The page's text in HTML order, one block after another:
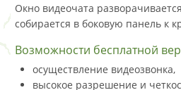
Окно видеочата
собирается в боковую панель к
Возможности бесплатной
осуществление видеозвонка,
высокое разрешение и